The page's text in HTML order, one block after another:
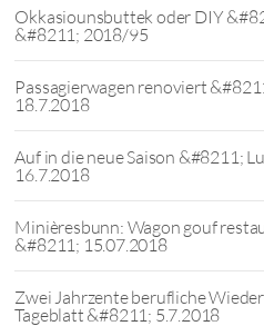
Okkasiounsbuttek oder DIY
&#8211; 2018/95
Passagierwagen renoviert
18.7.2018
Auf in die neue Saison &#8211;
16.7.2018
Minièresbunn: Wagon gouf
&#8211; 15.07.2018
Zwei Jahrzente berufliche
Tageblatt &#8211; 5.7.2018